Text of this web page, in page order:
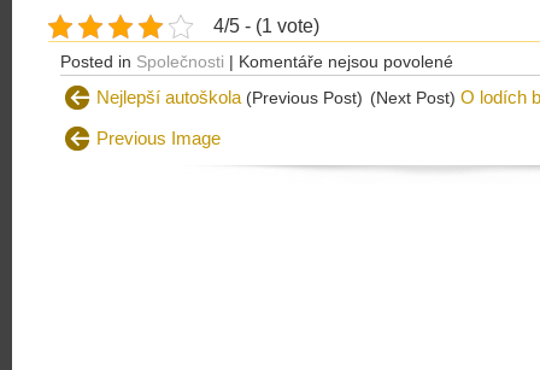
4/5 - (1 vote)
Posted in Společnosti | Komentáře nejsou povolenéu
textu
Nestíháte?
Nejlepší autoškola (Previous Post) (Next Post) O lodích
Previous Image